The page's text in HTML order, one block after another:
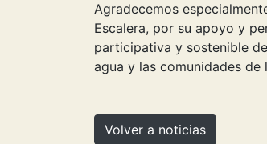
Agradecemos
Escalera, por su apoyo y
participativa y sostenible
agua y las comunidades de
Volver a noticias